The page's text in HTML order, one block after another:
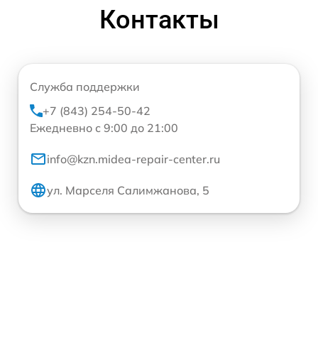
Контакты
Служба поддержки
+7 (843) 254-50-42
Ежедневно с 9:00 до 21:00
info@kzn.midea-repair-center.ru
ул. Марселя Салимжанова, 5